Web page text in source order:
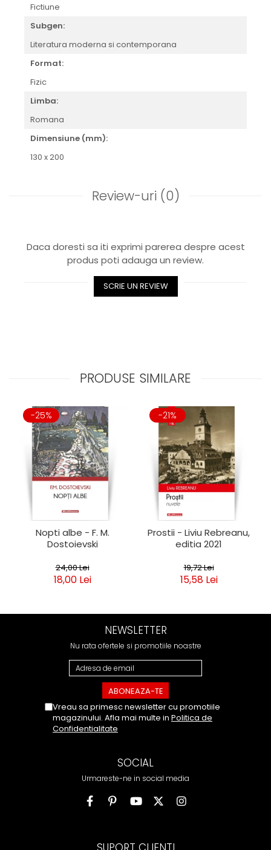
Fictiune
Subgen:
Literatura moderna si contemporana
Format:
Fizic
Limba:
Romana
Dimensiune (mm):
130 x 200
Review-uri (0)
Daca doresti sa iti exprimi parerea despre acest
produs poti adauga un review.
SCRIE UN REVIEW
PRODUSE SIMILARE
-25%
Nopti albe - F. M.
Dostoievski
24,00 Lei
18,00 Lei
-21%
Prostii - Liviu Rebreanu,
editia 2021
19,72 Lei
15,58 Lei
NEWSLETTER
Nu rata ofertele si promotiile noastre
Vreau sa primesc newsletter cu promotiile
magazinului. Afla mai multe in Politica de
Confidentialitate
SOCIAL
Urmareste-ne in social media